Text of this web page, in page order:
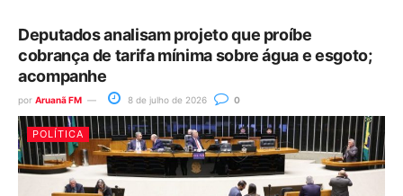
Deputados analisam projeto que proíbe
cobrança de tarifa mínima sobre água e esgoto;
acompanhe
por Aruanã FM 8 de julho de 2026 0
POLÍTICA